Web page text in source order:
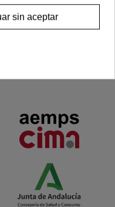
Ver más
sin aceptar